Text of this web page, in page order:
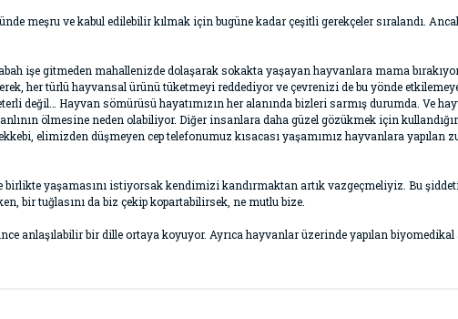
meşru ve kabul edilebilir kılmak için bugüne kadar çeşitli gerekçeler sıralandı.
işe gitmeden mahallenizde dolaşarak sokakta yaşayan hayvanlara mama
her türlü hayvansal ürünü tüketmeyi reddediyor ve çevrenizi de bu yönde
değil… Hayvan sömürüsü hayatımızın her alanında bizleri sarmış durumda. Ve
ölmesine neden olabiliyor. Diğer insanlara daha güzel gözükmek için
elimizden düşmeyen cep telefonumuz kısacası yaşamımız hayvanlara yapılan
yaşamasını istiyorsak kendimizi kandırmaktan artık vazgeçmeliyiz. Bu
bir tuğlasını da biz çekip kopartabilirsek, ne mutlu bize.
anlaşılabilir bir dille ortaya koyuyor. Ayrıca hayvanlar üzerinde yapılan